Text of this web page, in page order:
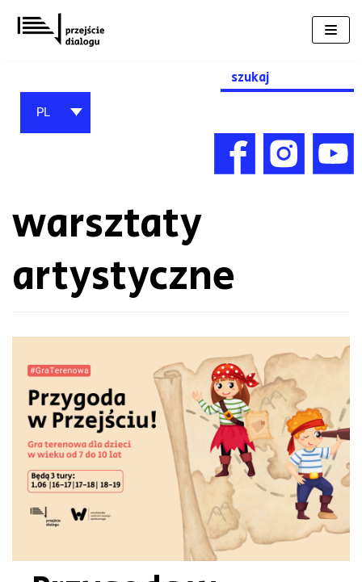
Przejdź
do
Search
for:
PL
warsztaty
artystyczne